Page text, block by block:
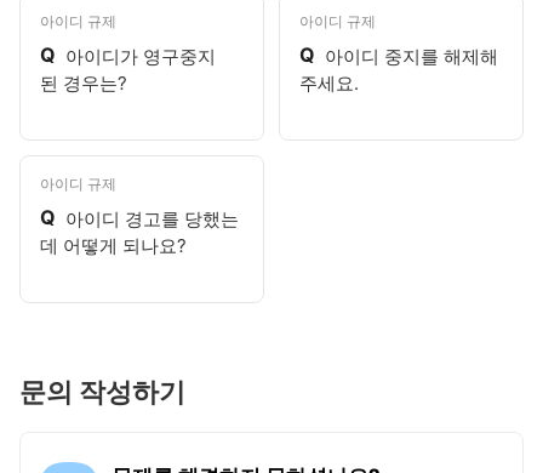
아이디 규제
Q 아이디가 영구중지
된 경우는?
아이디 규제
Q 아이디 중지를 해제해
주세요.
아이디 규제
Q 아이디 경고를 당했는
데 어떻게 되나요?
문의 작성하기